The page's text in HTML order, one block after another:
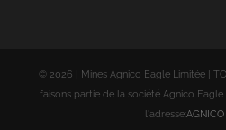
© 2026 | Mines Agnico Eagle Limitée |
faisons partie de la société Agnico
l'adresse:AGNICO